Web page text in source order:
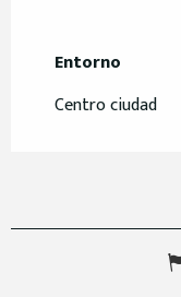
Entorno
Entorno
Centro ciudad